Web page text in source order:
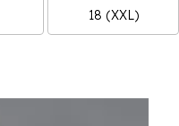
18 (XXL)